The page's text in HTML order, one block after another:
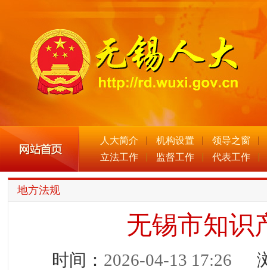
人大简介 机构设置
领导之窗
立法工作
监督工作 代表工作
地方法规
无锡市知识
时间： 2026-04-13 17:26 浏